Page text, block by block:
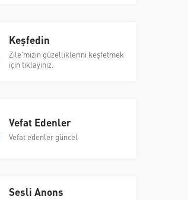
Keşfedin
Zile'mizin güzelliklerini keşfetmek
için tıklayınız.
Vefat Edenler
Vefat edenler güncel
Sesli Anons